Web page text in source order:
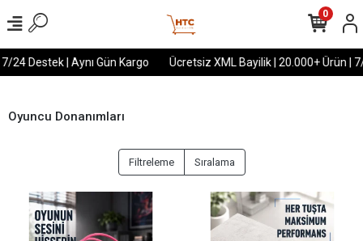
Destek | Aynı Gün Kargo Ücretsiz XML Bayilik | 20.000+ Ürün | 7/
0
Oyuncu Donanımları
Filtreleme Sıralama